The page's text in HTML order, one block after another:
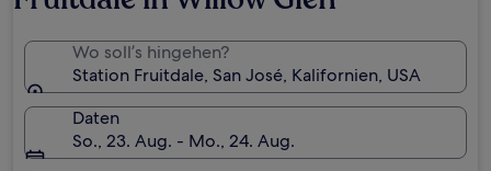
Wo soll’s hingehen?
Station Fruitdale, San José, Kalifornien, USA
Daten
So., 23. Aug. - Mo., 24. Aug.